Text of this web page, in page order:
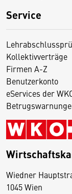
Service
Kollektivverträge
Firmen A-Z
Benutzerkonto
eServices der
Wiedner
1045 Wien
D